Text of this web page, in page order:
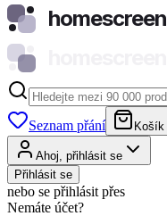
homescreen
Seznam přání Košík
Ahoj, přihlásit se
Přihlásit se
nebo se přihlásit přes
Nemáte účet?